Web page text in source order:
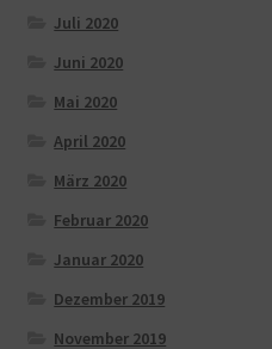
Juli 2020
Juni 2020
Mai 2020
April 2020
März 2020
Februar 2020
Januar 2020
Dezember 2019
November 2019